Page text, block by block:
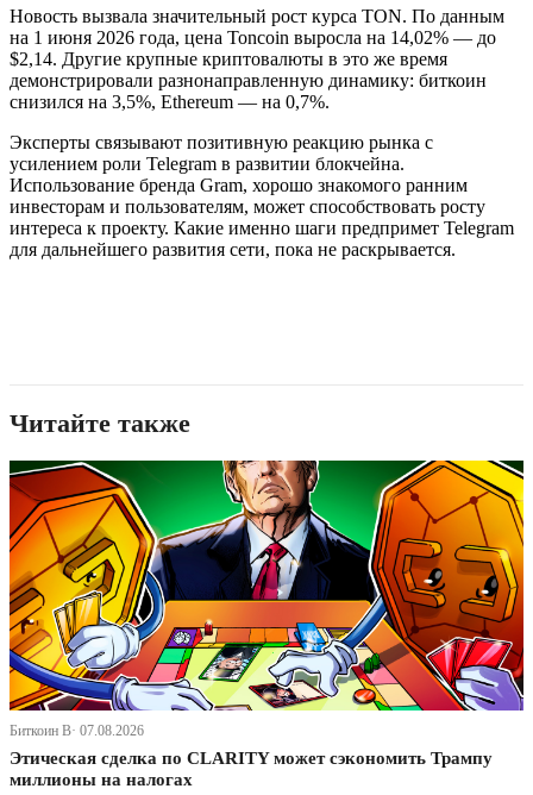
Новость вызвала значительный рост курса TON. По данным
на 1 июня 2026 года, цена Toncoin выросла на 14,02% — до
$2,14. Другие крупные криптовалюты в это же время
демонстрировали разнонаправленную динамику: биткоин
снизился на 3,5%, Ethereum — на 0,7%.
Эксперты связывают позитивную реакцию рынка с
усилением роли Telegram в развитии блокчейна.
Использование бренда Gram, хорошо знакомого ранним
инвесторам и пользователям, может способствовать росту
интереса к проекту. Какие именно шаги предпримет Telegram
для дальнейшего развития сети, пока не раскрывается.
Читайте также
Биткоин В· 07.08.2026
Этическая сделка по CLARITY может сэкономить Трампу
миллионы на налогах